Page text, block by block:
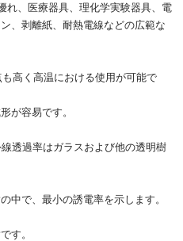
れ、医療器具、理化学実験器具、電
、剥離紙、耐熱電線などの広範な
高く高温における使用が可能で
が容易です。
透過率はガラスおよび他の透明樹
中で、最小の誘電率を示します。
す。